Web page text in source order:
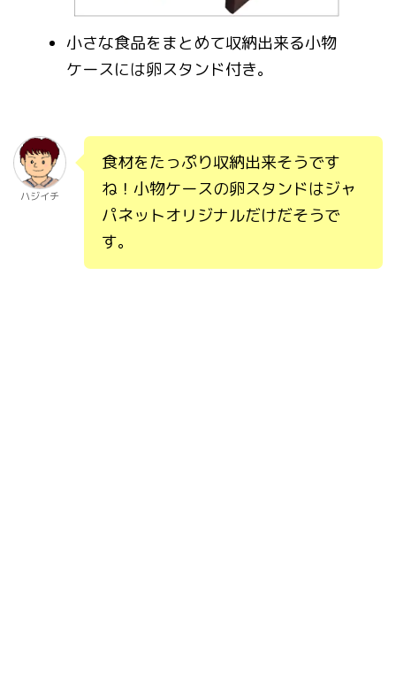
小さな食品をまとめて収納出来る小物
ケースには卵スタンド付き。
ハジイチ
食材をたっぷり収納出来そうです
ね！小物ケースの卵スタンドはジャ
パネットオリジナルだけだそうで
す。